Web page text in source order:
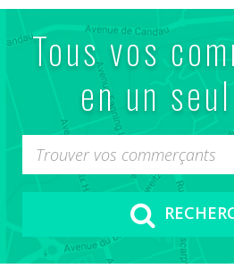
Tous vos
en un